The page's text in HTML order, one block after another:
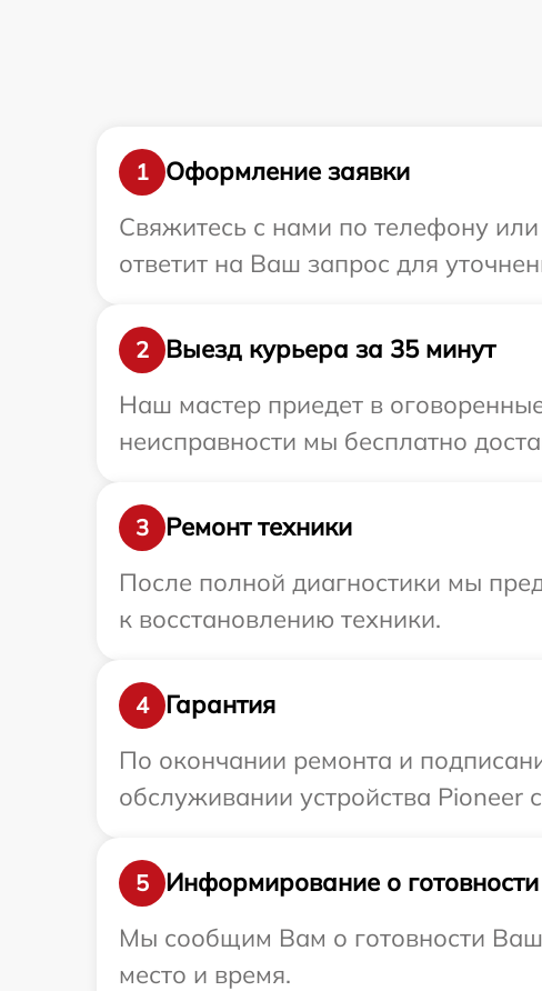
1
Оформление заявки
Свяжитесь с нами по телефону
ответит на Ваш запрос для
2
Выезд курьера за 35 минут
Наш мастер приедет в
неисправности мы бесплатно
3
Ремонт техники
После полной диагностики мы
к восстановлению техники.
4
Гарантия
По окончании ремонта и
обслуживании устройства Pioneer
5
Информирование о готовности
Мы сообщим Вам о готовности
место и время.